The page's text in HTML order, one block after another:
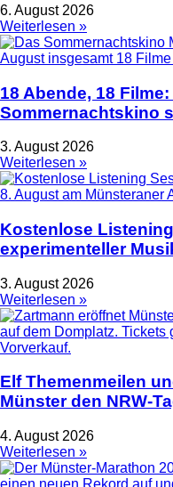
6. August 2026
Weiterlesen »
18 Abende, 18
Sommernachtskino
3. August 2026
Weiterlesen »
Kostenlose
experimenteller
3. August 2026
Weiterlesen »
Elf Themenmeilen
Münster den NRW-
4. August 2026
Weiterlesen »